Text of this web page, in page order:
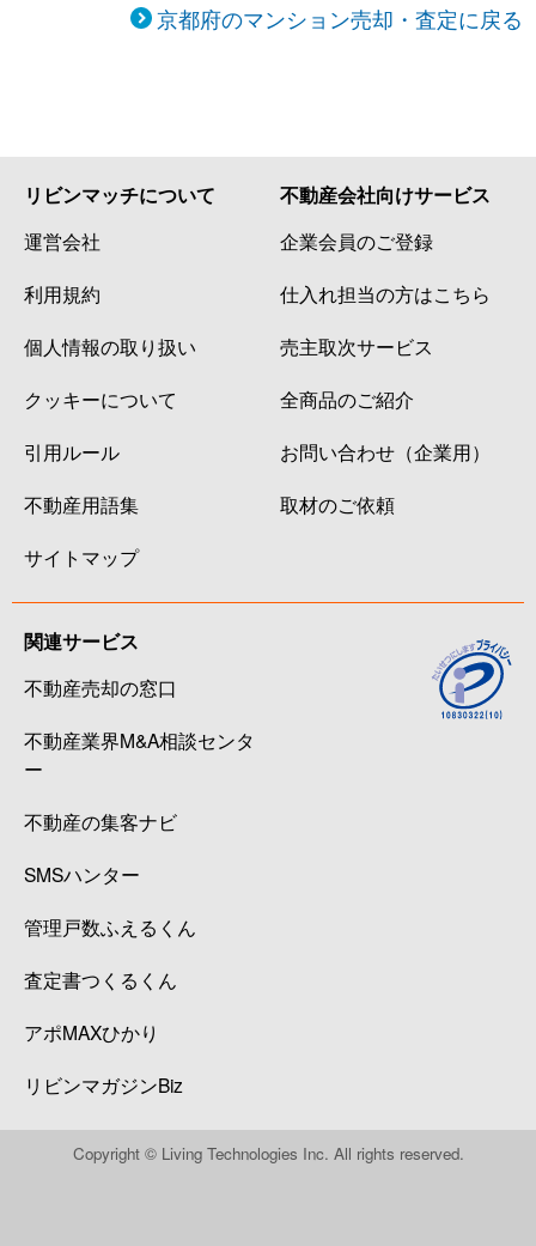
京都府のマンション売却・査定に戻る
リビンマッチについて
運営会社
利用規約
個人情報の取り扱い
クッキーについて
引用ルール
不動産用語集
サイトマップ
不動産会社向けサービス
企業会員のご登録
仕入れ担当の方はこちら
売主取次サービス
全商品のご紹介
お問い合わせ（企業用）
取材のご依頼
関連サービス
不動産売却の窓口
不動産業界M&A相談センタ
ー
不動産の集客ナビ
SMSハンター
管理戸数ふえるくん
査定書つくるくん
アポMAXひかり
リビンマガジンBiz
Copyright © Living Technologies Inc. All rights reserved.